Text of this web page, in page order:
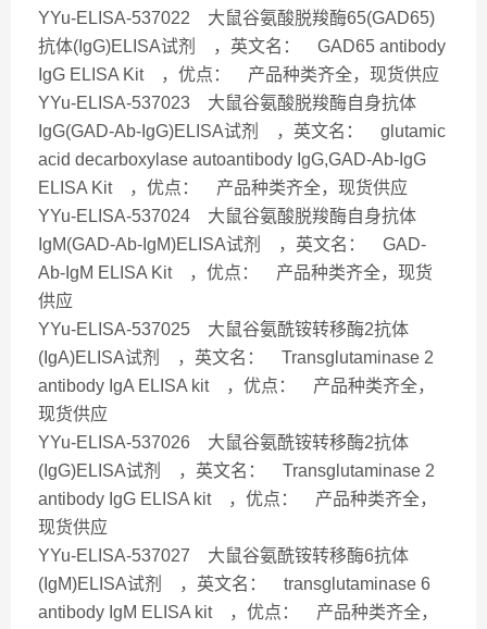
YYu-ELISA-537022 大鼠谷氨酸脱羧酶65(GAD65)
抗体(IgG)ELISA试剂 ，英文名： GAD65 antibody
IgG ELISA Kit ，优点： 产品种类齐全，现货供应
YYu-ELISA-537023 大鼠谷氨酸脱羧酶自身抗体
IgG(GAD-Ab-IgG)ELISA试剂 ，英文名： glutamic
acid decarboxylase autoantibody IgG,GAD-Ab-IgG
ELISA Kit ，优点： 产品种类齐全，现货供应
YYu-ELISA-537024 大鼠谷氨酸脱羧酶自身抗体
IgM(GAD-Ab-IgM)ELISA试剂 ，英文名： GAD-
Ab-IgM ELISA Kit ，优点： 产品种类齐全，现货
供应
YYu-ELISA-537025 大鼠谷氨酰铵转移酶2抗体
(IgA)ELISA试剂 ，英文名： Transglutaminase 2
antibody IgA ELISA kit ，优点： 产品种类齐全，
现货供应
YYu-ELISA-537026 大鼠谷氨酰铵转移酶2抗体
(IgG)ELISA试剂 ，英文名： Transglutaminase 2
antibody IgG ELISA kit ，优点： 产品种类齐全，
现货供应
YYu-ELISA-537027 大鼠谷氨酰铵转移酶6抗体
(IgM)ELISA试剂 ，英文名： transglutaminase 6
antibody IgM ELISA kit ，优点： 产品种类齐全，